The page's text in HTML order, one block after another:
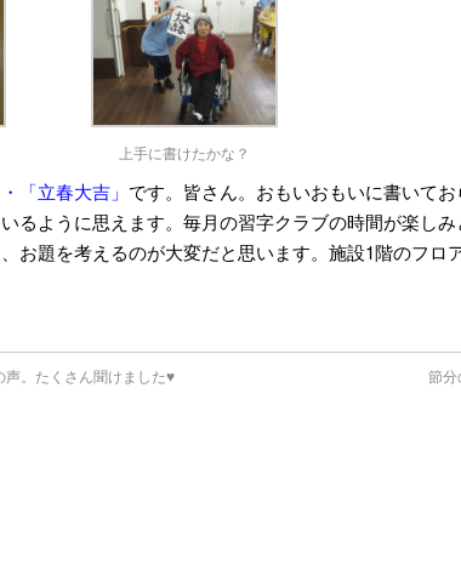
上手に書けたかな？
「立春大吉」 です。皆さん。おもいおもいに書いて
るように思えます。毎月の習字クラブの時間が楽し
お題を考えるのが大変だと思います。施設1階のフロ
声。たくさん聞けました♥ 節分